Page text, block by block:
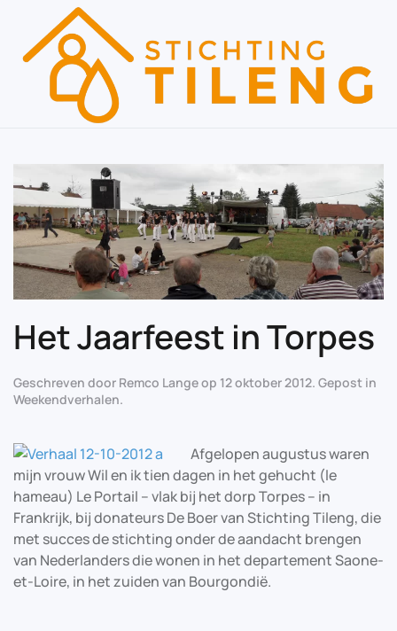
Skip to main content
Het Jaarfeest in Torpes
Geschreven door Remco Langeop 12 oktober 2012. Gepost in
Weekendverhalen.
Afgelopen augustus waren
mijn vrouw Wil en ik tien dagen in het gehucht (le
hameau) Le Portail – vlak bij het dorp Torpes – in
Frankrijk, bij donateurs De Boer van Stichting Tileng, die
met succes de stichting onder de aandacht brengen
van Nederlanders die wonen in het departement Saone-
et-Loire, in het zuiden van Bourgondië.